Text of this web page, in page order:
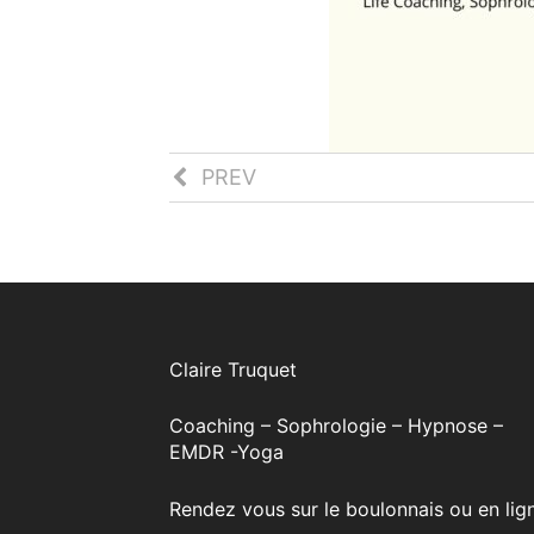
SOIREES
ZEN
PREV
Claire Truquet
Coaching – Sophrologie – Hypnose –
EMDR -Yoga
Rendez vous sur le boulonnais ou en